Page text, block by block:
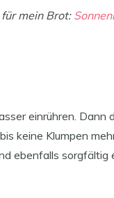
mein Brot:
einrühren. Dann
keine Klumpen
ebenfalls sorgfältig